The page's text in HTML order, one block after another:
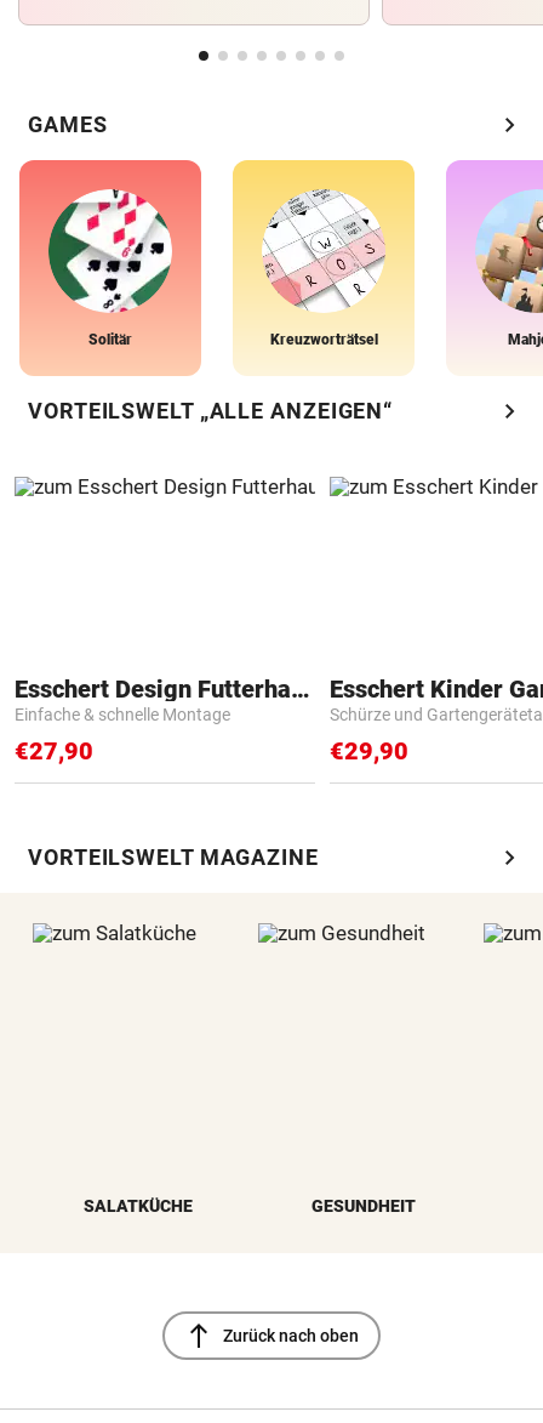
GAMES chevron_right
Solitär Kreuzworträtsel
VORTEILSWELT „ALLE ANZEIGEN“ chevron_right
Esschert Design Futterhaus
Einfache & schnelle Montage
€27,90
Schürze und
€29,90
VORTEILSWELT MAGAZINE chevron_right
SALATKÜCHE GESUNDHEIT
north Zurück nach oben